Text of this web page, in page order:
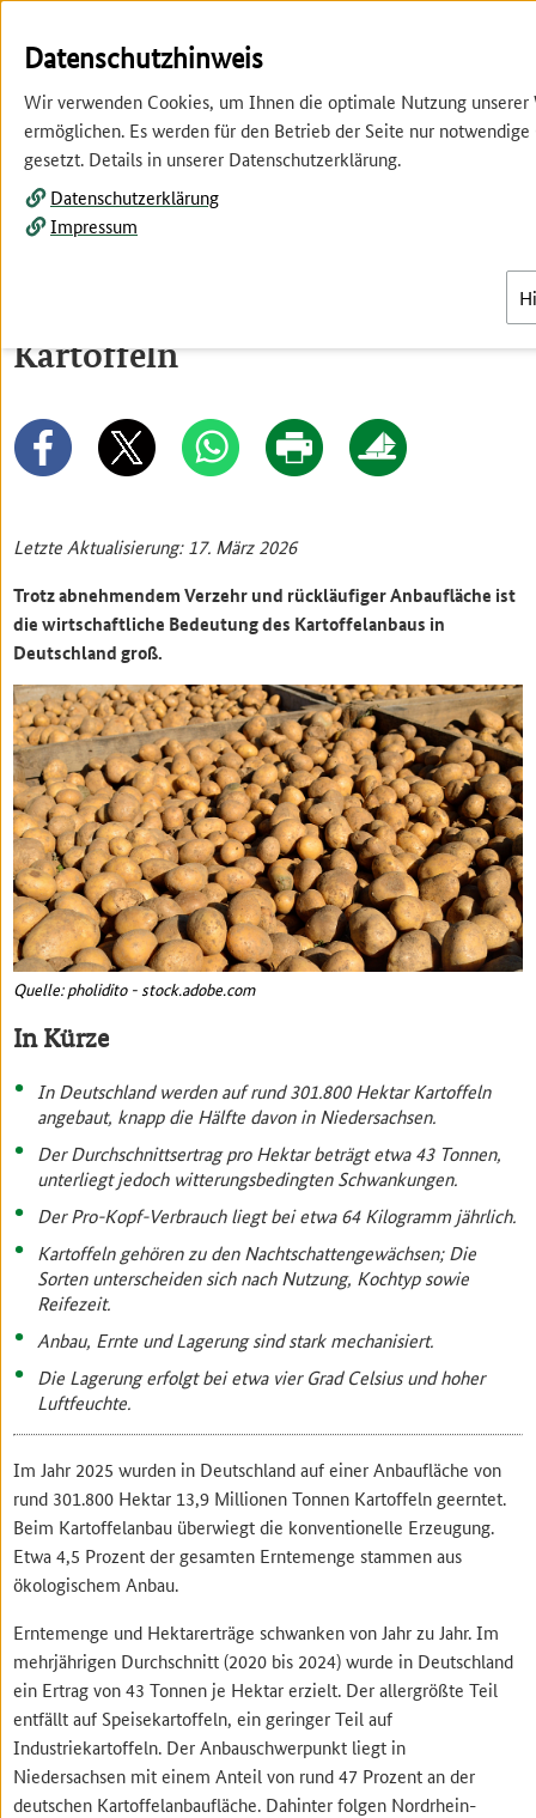
Springe
Hauptnavigation
Springe
Inhalt
Kartoffeln
Letzte Aktualisierung: 17. März 2026
Trotz abnehmendem Verzehr und rückläufiger Anbaufläche ist
die wirtschaftliche Bedeutung des Kartoffelanbaus in
Deutschland groß.
Quelle: pholidito - stock.adobe.com
In Kürze
In Deutschland werden auf rund 301.800 Hektar Kartoffeln
angebaut, knapp die Hälfte davon in Niedersachsen.
Der Durchschnittsertrag pro Hektar beträgt etwa 43 Tonnen,
unterliegt jedoch witterungsbedingten Schwankungen.
Der Pro-Kopf-Verbrauch liegt bei etwa 64 Kilogramm jährlich.
Kartoffeln gehören zu den Nachtschattengewächsen; Die
Sorten unterscheiden sich nach Nutzung, Kochtyp sowie
Reifezeit.
Anbau, Ernte und Lagerung sind stark mechanisiert.
Die Lagerung erfolgt bei etwa vier Grad Celsius und hoher
Luftfeuchte.
Im Jahr 2025 wurden in Deutschland auf einer Anbaufläche von
rund 301.800 Hektar 13,9 Millionen Tonnen Kartoffeln geerntet.
Beim Kartoffelanbau überwiegt die konventionelle Erzeugung.
Etwa 4,5 Prozent der gesamten Erntemenge stammen aus
ökologischem Anbau.
Erntemenge und Hektarerträge schwanken von Jahr zu Jahr. Im
mehrjährigen Durchschnitt (2020 bis 2024) wurde in Deutschland
ein Ertrag von 43 Tonnen je Hektar erzielt. Der allergrößte Teil
entfällt auf Speisekartoffeln, ein geringer Teil auf
Industriekartoffeln. Der Anbauschwerpunkt liegt in
Niedersachsen mit einem Anteil von rund 47 Prozent an der
deutschen Kartoffelanbaufläche. Dahinter folgen Nordrhein-
Datenschutzhinweis
Wir verwenden Cookies, um Ihnen die optimale Nutzung unserer
ermöglichen. Es werden für den Betrieb der Seite nur notwendige
gesetzt. Details in unserer Datenschutzerklärung.
Datenschutzerklärung
Impressum